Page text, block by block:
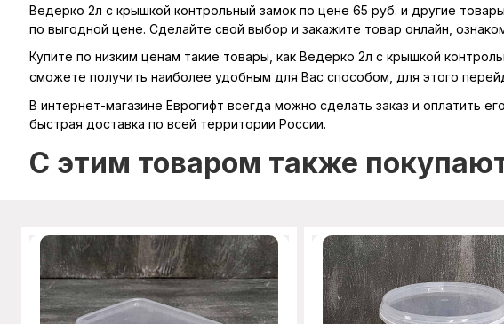
Ведерко 2л с крышкой контрольный замок по цене 65 руб. и другие
по выгодной цене. Сделайте свой выбор и закажите товар онлайн,
Купите по низким ценам такие товары, как Ведерко 2л с крышкой
сможете получить наиболее удобным для Вас способом, для этого
В интернет-магазине Еврогифт всегда можно сделать заказ и оплатить
быстрая доставка по всей территории России.
C этим товаром также